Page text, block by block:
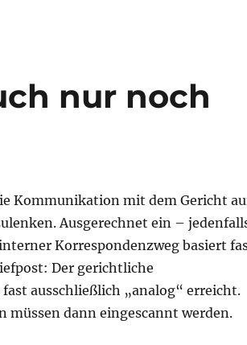
nur noch
Kommunikation mit dem Gericht
Ausgerechnet ein –
Korrespondenzweg basiert
Der gerichtliche
ausschließlich „analog“ erreicht.
müssen dann eingescannt werden.
„mit Karte“ ans Gericht“